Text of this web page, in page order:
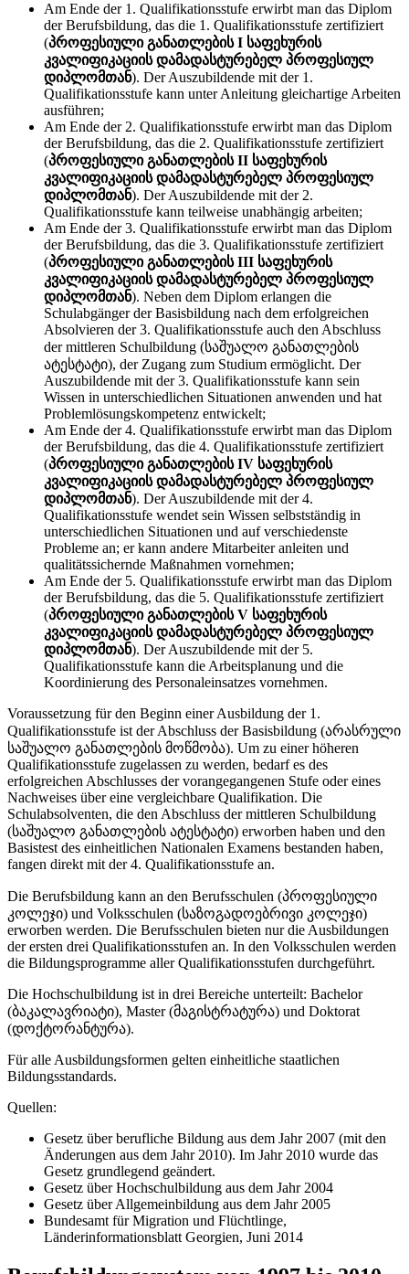
Am Ende der 1. Qualifikationsstufe erwirbt man das Diplom
der Berufsbildung, das die 1. Qualifikationsstufe zertifiziert
(პროფესიული განათლების I საფეხურის
კვალიფიკაციის დამადასტურებელ პროფესიულ
დიპლომთან). Der Auszubildende mit der 1.
Qualifikationsstufe kann unter Anleitung gleichartige Arbeiten
ausführen;
Am Ende der 2. Qualifikationsstufe erwirbt man das Diplom
der Berufsbildung, das die 2. Qualifikationsstufe zertifiziert
(პროფესიული განათლების II საფეხურის
კვალიფიკაციის დამადასტურებელ პროფესიულ
დიპლომთან). Der Auszubildende mit der 2.
Qualifikationsstufe kann teilweise unabhängig arbeiten;
Am Ende der 3. Qualifikationsstufe erwirbt man das Diplom
der Berufsbildung, das die 3. Qualifikationsstufe zertifiziert
(პროფესიული განათლების III საფეხურის
კვალიფიკაციის დამადასტურებელ პროფესიულ
დიპლომთან). Neben dem Diplom erlangen die
Schulabgänger der Basisbildung nach dem erfolgreichen
Absolvieren der 3. Qualifikationsstufe auch den Abschluss
der mittleren Schulbildung (საშუალო განათლების
ატესტატი), der Zugang zum Studium ermöglicht. Der
Auszubildende mit der 3. Qualifikationsstufe kann sein
Wissen in unterschiedlichen Situationen anwenden und hat
Problemlösungskompetenz entwickelt;
Am Ende der 4. Qualifikationsstufe erwirbt man das Diplom
der Berufsbildung, das die 4. Qualifikationsstufe zertifiziert
(პროფესიული განათლების IV საფეხურის
კვალიფიკაციის დამადასტურებელ პროფესიულ
დიპლომთან). Der Auszubildende mit der 4.
Qualifikationsstufe wendet sein Wissen selbstständig in
unterschiedlichen Situationen und auf verschiedenste
Probleme an; er kann andere Mitarbeiter anleiten und
qualitätssichernde Maßnahmen vornehmen;
Am Ende der 5. Qualifikationsstufe erwirbt man das Diplom
der Berufsbildung, das die 5. Qualifikationsstufe zertifiziert
(პროფესიული განათლების V საფეხურის
კვალიფიკაციის დამადასტურებელ პროფესიულ
დიპლომთან). Der Auszubildende mit der 5.
Qualifikationsstufe kann die Arbeitsplanung und die
Koordinierung des Personaleinsatzes vornehmen.
Voraussetzung für den Beginn einer Ausbildung der 1.
Qualifikationsstufe ist der Abschluss der Basisbildung (არასრული
საშუალო განათლების მოწმობა). Um zu einer höheren
Qualifikationsstufe zugelassen zu werden, bedarf es des
erfolgreichen Abschlusses der vorangegangenen Stufe oder eines
Nachweises über eine vergleichbare Qualifikation. Die
Schulabsolventen, die den Abschluss der mittleren Schulbildung
(საშუალო განათლების ატესტატი) erworben haben und den
Basistest des einheitlichen Nationalen Examens bestanden haben,
fangen direkt mit der 4. Qualifikationsstufe an.
Die Berufsbildung kann an den Berufsschulen (პროფესიული
კოლეჯი) und Volksschulen (საზოგადოებრივი კოლეჯი)
erworben werden. Die Berufsschulen bieten nur die Ausbildungen
der ersten drei Qualifikationsstufen an. In den Volksschulen werden
die Bildungsprogramme aller Qualifikationsstufen durchgeführt.
Die Hochschulbildung ist in drei Bereiche unterteilt: Bachelor
(ბაკალავრიატი), Master (მაგისტრატურა) und Doktorat
(დოქტორანტურა).
Für alle Ausbildungsformen gelten einheitliche staatlichen
Bildungsstandards.
Quellen:
Gesetz über berufliche Bildung aus dem Jahr 2007 (mit den
Änderungen aus dem Jahr 2010). Im Jahr 2010 wurde das
Gesetz grundlegend geändert.
Gesetz über Hochschulbildung aus dem Jahr 2004
Gesetz über Allgemeinbildung aus dem Jahr 2005
Bundesamt für Migration und Flüchtlinge,
Länderinformationsblatt Georgien, Juni 2014